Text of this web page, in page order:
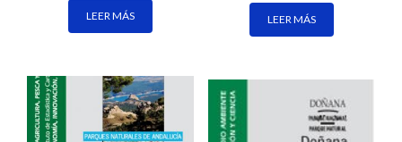
LEER MÁS LEER MÁS